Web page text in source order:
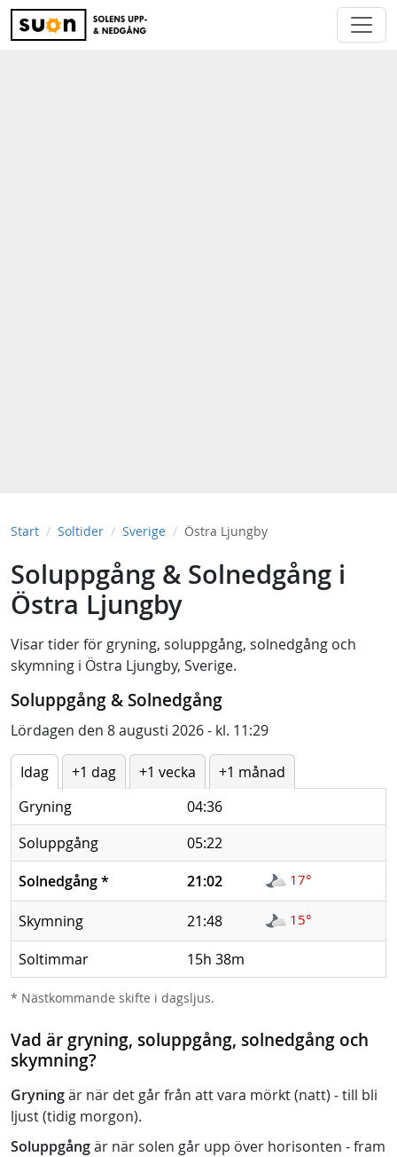
Start Soltider Sverige Östra Ljungby
Soluppgång & Solnedgång i
Östra Ljungby
Visar tider för gryning, soluppgång, solnedgång och
skymning i Östra Ljungby, Sverige.
Soluppgång & Solnedgång
Lördagen den 8 augusti 2026 - kl. 11:29
Idag +1 dag +1 vecka
+1 månad
Gryning
04:36
Soluppgång
05:22
Solnedgång* 21:02 17°
Skymning 21:48 15°
Soltimmar 15h 38m
* Nästkommande skifte i dagsljus.
Vad är gryning, soluppgång, solnedgång och
skymning?
Gryningär när det går från att vara mörkt (natt) - till bli
ljust (tidig morgon).
Soluppgångär när solen går upp över horisonten - fram